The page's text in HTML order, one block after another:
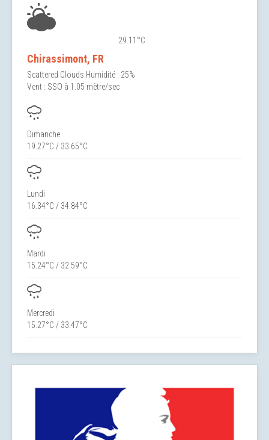
29.11°C
Chirassimont, FR
Scattered Clouds Humidité : 25%
Vent : SSO à 1.05 mètre/sec
Dimanche
19.27°C / 33.65°C
Lundi
16.34°C / 34.84°C
Mardi
15.24°C / 32.59°C
Mercredi
15.27°C / 33.47°C